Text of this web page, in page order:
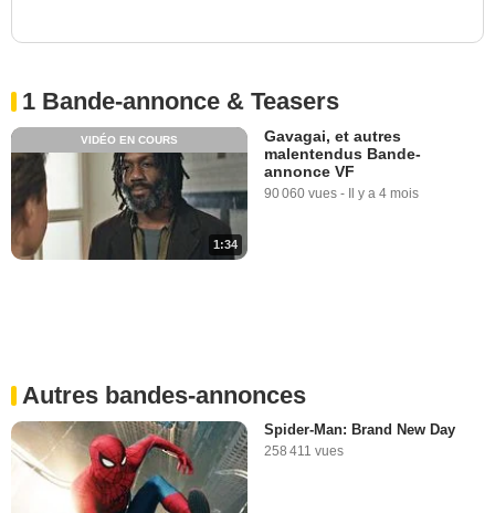
1 Bande-annonce & Teasers
1:34
VIDÉO EN COURS
Gavagai, et autres
malentendus Bande-
annonce VF
90 060 vues - Il y a 4 mois
Autres bandes-annonces
Spider-Man: Brand New Day
258 411 vues